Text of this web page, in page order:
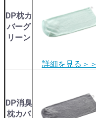
DP枕カ
バーグ
リーン
詳細を見る＞＞
DP消臭
枕カバ